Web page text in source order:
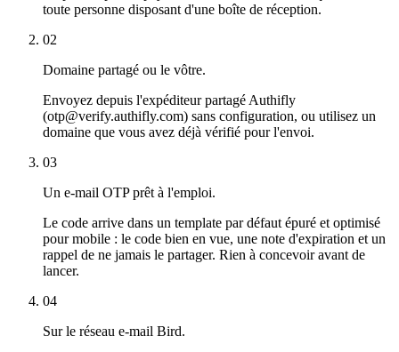
toute personne disposant d'une boîte de réception.
02
Domaine partagé ou le vôtre.
Envoyez depuis l'expéditeur partagé Authifly
(otp@verify.authifly.com) sans configuration, ou utilisez un
domaine que vous avez déjà vérifié pour l'envoi.
03
Un e-mail OTP prêt à l'emploi.
Le code arrive dans un template par défaut épuré et optimisé
pour mobile : le code bien en vue, une note d'expiration et un
rappel de ne jamais le partager. Rien à concevoir avant de
lancer.
04
Sur le réseau e-mail Bird.